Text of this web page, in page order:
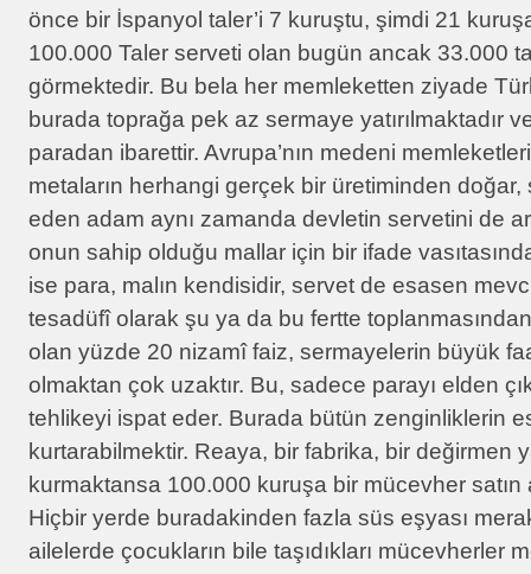
önce bir İspanyol taler’i 7 kuruştu, şimdi 21
100.000 Taler serveti olan bugün ancak 33.000
görmektedir. Bu bela her memleketten ziyade
burada toprağa pek az sermaye yatırılmaktadır
paradan ibarettir. Avrupa’nın medeni
metaların herhangi gerçek bir üretiminden
eden adam aynı zamanda devletin servetini de
onun sahip olduğu mallar için bir ifade
ise para, malın kendisidir, servet de esasen
tesadüfî olarak şu ya da bu fertte
olan yüzde 20 nizamî faiz, sermayelerin büyük
olmaktan çok uzaktır. Bu, sadece parayı elden
tehlikeyi ispat eder. Burada bütün zenginliklerin
kurtarabilmektir. Reaya, bir fabrika, bir değirmen
kurmaktansa 100.000 kuruşa bir mücevher satın
Hiçbir yerde buradakinden fazla süs eşyası
ailelerde çocukların bile taşıdıkları mücevherler